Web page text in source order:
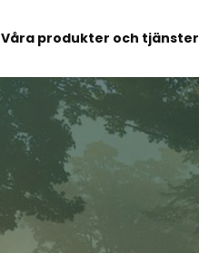
Våra produkter och tjänster